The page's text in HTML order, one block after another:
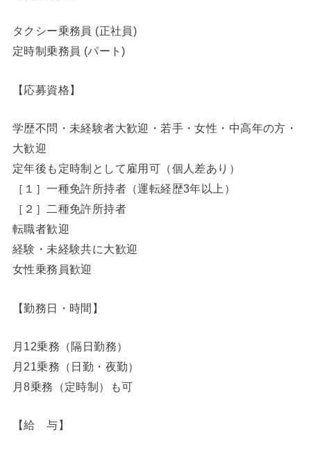
タクシー乗務員 (正社員)
定時制乗務員 (パート)
【応募資格】
学歴不問・未経験者大歓迎・若手・女性・中高年の方・
大歓迎
定年後も定時制として雇用可（個人差あり）
［１］一種免許所持者（運転経歴3年以上）
［２］二種免許所持者
転職者歓迎
経験・未経験共に大歓迎
女性乗務員歓迎
【勤務日・時間】
月12乗務（隔日勤務）
月21乗務（日勤・夜勤）
月8乗務（定時制）も可
【給 与】